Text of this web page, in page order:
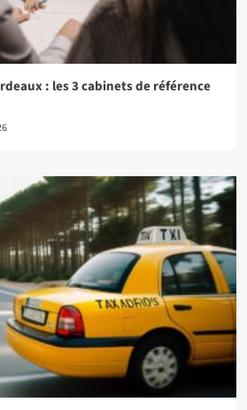
: les 3 cabinets de référence